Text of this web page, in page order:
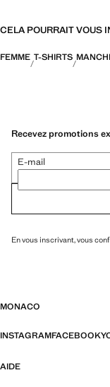
CELA POURRAIT VOUS
FEMME T-SHIRTS
Recevez promotions
E-mail
En vous inscrivant, vous
MONACO
INSTAGRAMFACEBOOK
AIDE